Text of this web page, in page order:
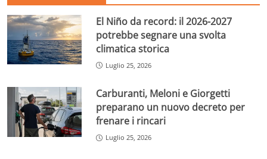
El Niño da record: il 2026-2027
potrebbe segnare una svolta
climatica storica
Luglio 25, 2026
Carburanti, Meloni e Giorgetti
preparano un nuovo decreto per
frenare i rincari
Luglio 25, 2026